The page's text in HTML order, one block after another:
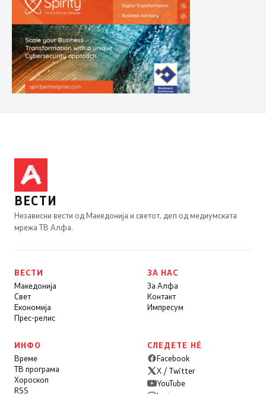
ВЕСТИ
Независни вести од Македонија и светот, дел од медиумската
мрежа ТВ Алфа.
ВЕСТИ
Македонија
Свет
Економија
Прес-релис
ЗА НАС
За Алфа
Контакт
Импресум
ИНФО
Време
ТВ програма
Хороскоп
RSS
СЛЕДЕТЕ НÉ
Facebook
X / Twitter
YouTube